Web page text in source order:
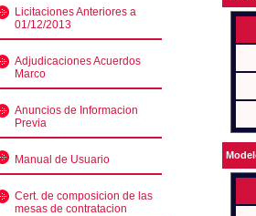
Licitaciones Anteriores a
01/12/2013
Adjudicaciones Acuerdos
Marco
Anuncios de Informacion
Previa
Manual de Usuario
Cert. de composicion de las
mesas de contratacion